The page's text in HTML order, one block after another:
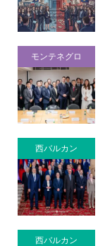
モンテネグロ
西バルカン
西バルカン